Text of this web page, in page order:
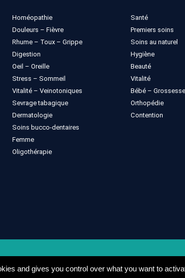
Homéopathie
Douleurs – Fièvre
Rhume – Toux – Grippe
Digestion
Oeil – Oreille
Stress – Sommeil
Vitalité – Veinotoniques
Sevrage tabagique
Dermatologie
Soins bucco-dentaires
Femme
Oligothérapie
Santé
Premiers soins
Soins au naturel
Hygiène
Beauté
Vitalité
Bébé – Grossesse
Orthopédie
Contention
Conditions générales
and gives you control over what you want to